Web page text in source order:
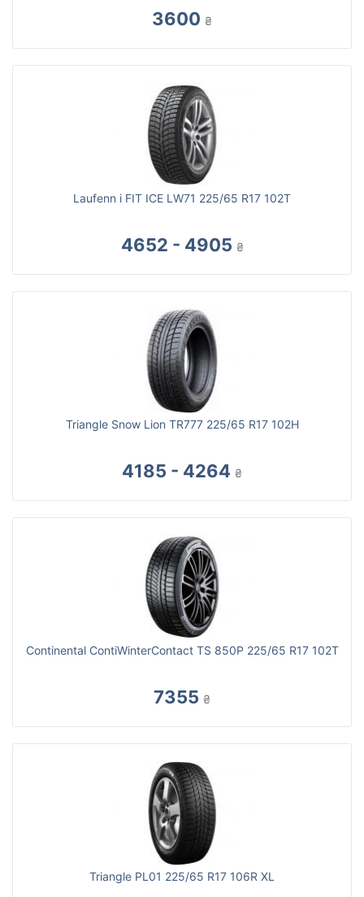
3600 ₴
Laufenn i FIT ICE LW71 225/65 R17 102T
4652 - 4905 ₴
Triangle Snow Lion TR777 225/65 R17 102H
4185 - 4264 ₴
Continental ContiWinterContact TS 850P 225/65 R17 102T
7355 ₴
Triangle PL01 225/65 R17 106R XL